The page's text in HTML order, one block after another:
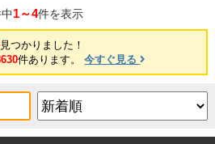
1～4件を表示
見つかりました！
件あります。今すぐ見る